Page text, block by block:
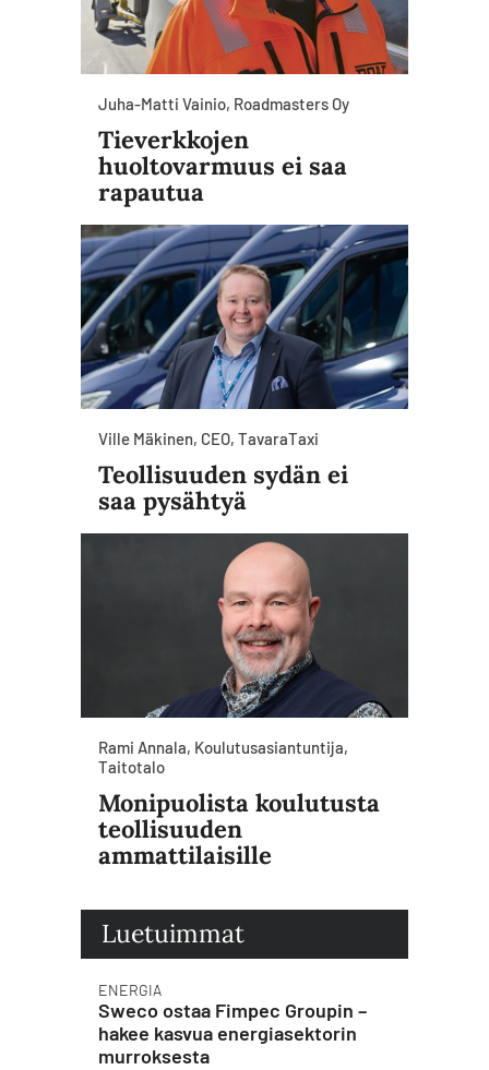
Juha-Matti Vainio, Roadmasters Oy
Tieverkkojen
huoltovarmuus ei saa
rapautua
Ville Mäkinen, CEO, TavaraTaxi
Teollisuuden sydän ei
saa pysähtyä
Rami Annala, Koulutusasiantuntija,
Taitotalo
Monipuolista koulutusta
teollisuuden
ammattilaisille
Luetuimmat
ENERGIA
Sweco ostaa Fimpec Groupin –
hakee kasvua energiasektorin
murroksesta